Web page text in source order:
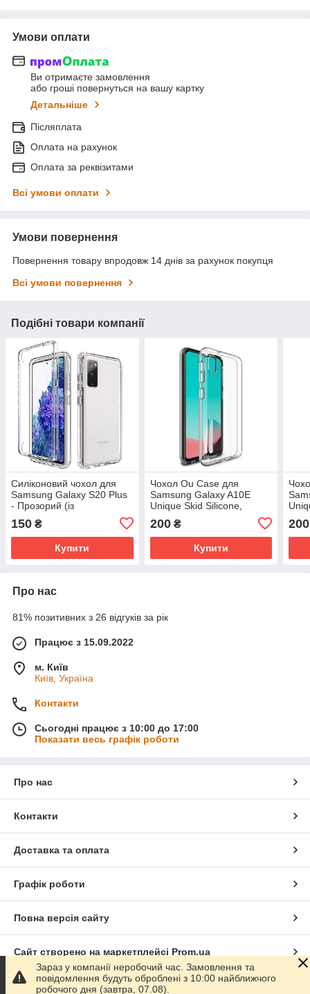
Умови оплати
Ви отримаєте замовлення
або гроші повернуться на вашу картку
Детальніше
Післяплата
Оплата на рахунок
Оплата за реквізитами
Всі умови оплати
Умови повернення
Повернення товару впродовж 14 днів за рахунок покупця
Всі умови повернення
Подібні товари компанії
Силіконовий чохол для
Samsung Galaxy S20 Plus
- Прозорий (із
150 ₴
Купити
Чохол Ou Case для
Samsung Galaxy A10E
Unique Skid Silicone,
200₴
Купити
200
Про нас
81% позитивних з 26 відгуків за рік
Працює з 15.09.2022
м. Київ
Київ, Україна
Контакти
Сьогодні працює з 10:00 до 17:00
Показати весь графік роботи
Про нас
Контакти
Доставка та оплата
Графік роботи
Повна версія сайту
Сайт створено на маркетплейсі Prom.ua
Політика конфіденційності
Зараз у компанії неробочий час. Замовлення та
повідомлення будуть оброблені з 10:00 найближчого
робочого дня (завтра, 07.08).